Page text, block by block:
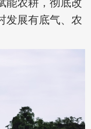
能农耕，彻底改
发展有底气、农